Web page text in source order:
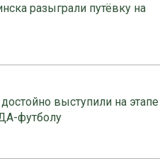
разыграли путёвку на
выступили на этапе
футболу